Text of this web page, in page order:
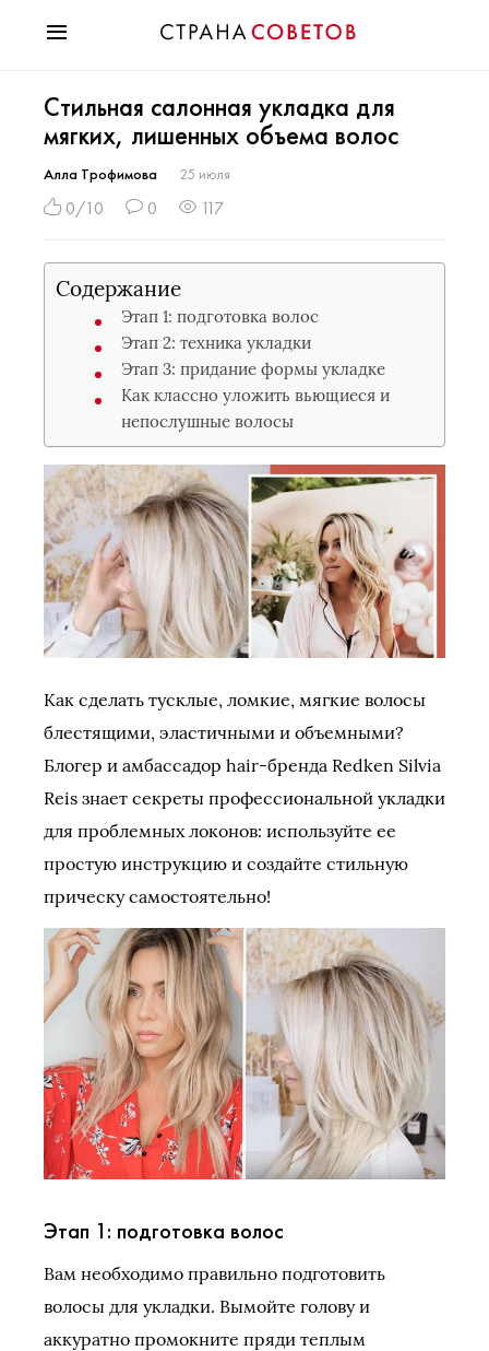
Мода
Звезды
Гороскопы
Здоровье
Хобби
Разное
Праздники
Стильная салонная укладка для
мягких, лишенных объема волос
Алла Трофимова 25 июля
0/10 0 117
Содержание
Этап 1: подготовка волос
Этап 2: техника укладки
Этап 3: придание формы укладке
Как классно уложить вьющиеся и
непослушные волосы
Как сделать тусклые, ломкие, мягкие волосы
блестящими, эластичными и объемными?
Блогер и амбассадор hair-бренда Redken Silvia
Reis знает секреты профессиональной укладки
для проблемных локонов: используйте ее
простую инструкцию и создайте стильную
прическу самостоятельно!
Этап 1: подготовка волос
Вам необходимо правильно подготовить
волосы для укладки. Вымойте голову и
аккуратно промокните пряди теплым